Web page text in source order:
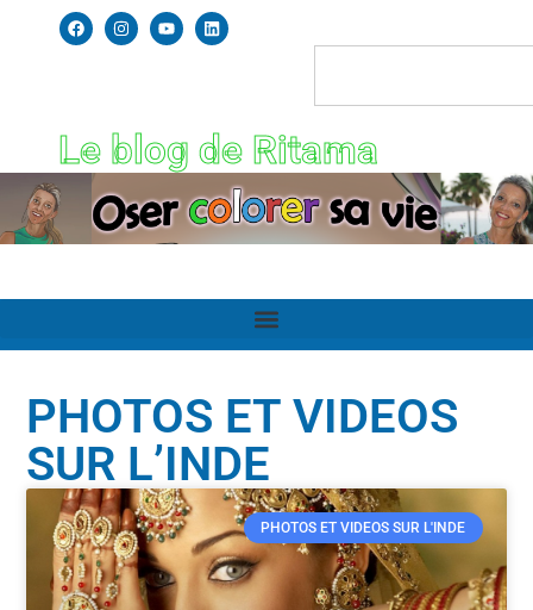
Le blog de Ritama
PHOTOS ET VIDEOS
SUR L’INDE
PHOTOS ET VIDEOS SUR L'INDE